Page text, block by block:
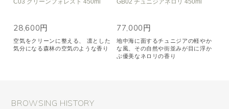
C03 クリーンフォレスト 450ml
28,600円
空気をクリーンに整える、 凛とした
気分になる森林の空気のような香り
GB02 チュニジアネロリ 450ml
77,000円
地中海に面するチュニジアの軽やか
な風、その自然や街並みが目に浮か
ぶ優美なネロリの香り
BROWSING HISTORY